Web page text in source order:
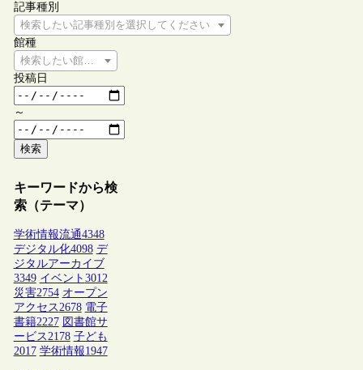
記事種別
検索したい記事種別を選択してください
館種
検索したい館種を選択してください
投稿日
～
検索
キーワードから検
索（テーマ）
学術情報流通4348
デジタル化4098 デ
ジタルアーカイブ
3349 イベント 3012
災害2754 オープン
アクセス2678 電子
書籍2227 図書館サ
ービス2178 子ども
2017 学術情報1947